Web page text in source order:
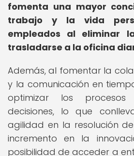
fomenta una mayor
trabajo y la vida
empleados al eliminar
trasladarse a la oficina
Además, al fomentar la
y la comunicación en
optimizar los
decisiones, lo que
agilidad en la resolución
incremento en la
posibilidad de acceder a